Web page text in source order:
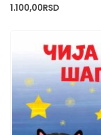
1.100,00RSD